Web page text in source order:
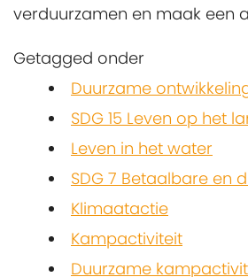
verduurzamen en maak een
Getagged onder
Duurzame
SDG 15 Leven op het
Leven in het water
SDG 7 Betaalbare en
Klimaatactie
Kampactiviteit
Duurzame